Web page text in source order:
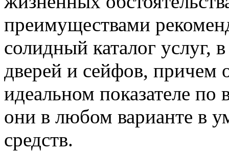
преимуществами
солидный каталог услуг,
дверей и сейфов, причем
идеальном показателе по
они в любом варианте в
средств.